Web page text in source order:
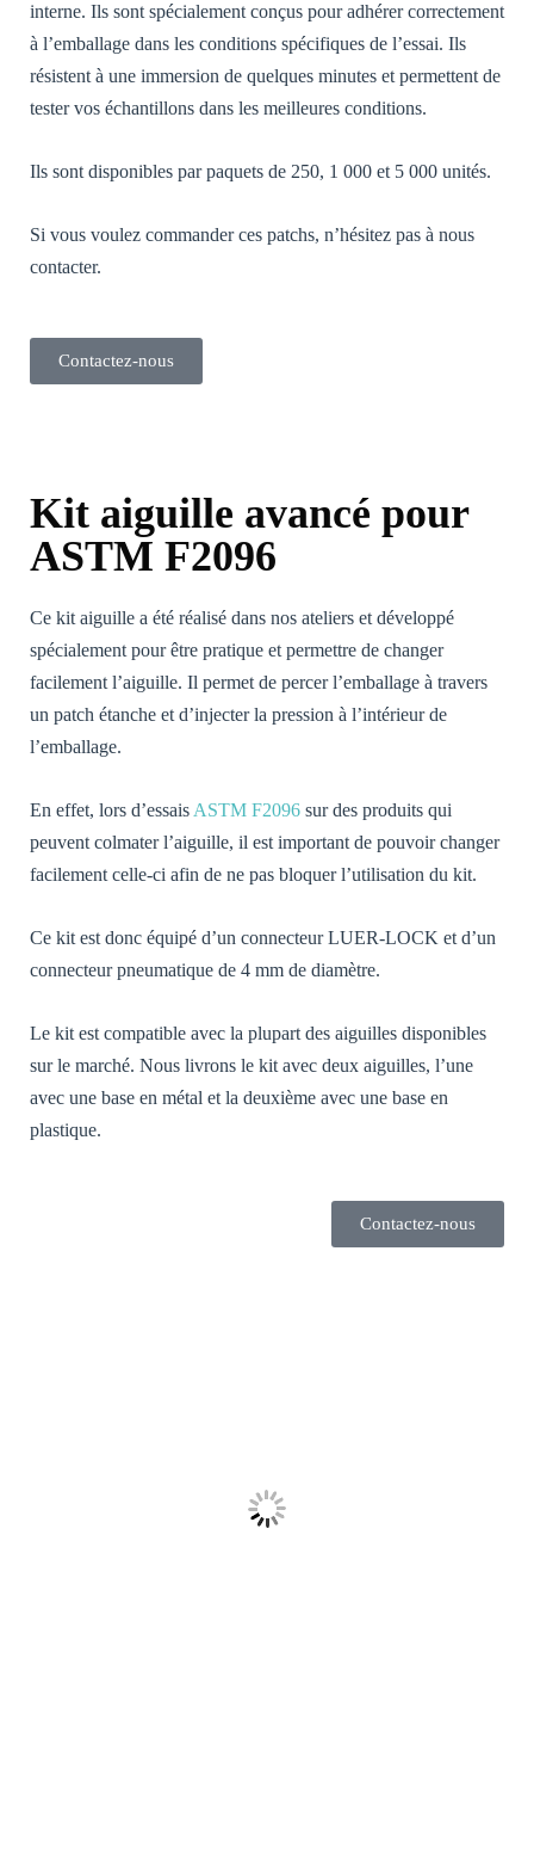
interne. Ils sont spécialement conçus pour adhérer correctement
à l’emballage dans les conditions spécifiques de l’essai. Ils
résistent à une immersion de quelques minutes et permettent de
tester vos échantillons dans les meilleures conditions.
Ils sont disponibles par paquets de 250, 1 000 et 5 000 unités.
Si vous voulez commander ces patchs, n’hésitez pas à nous
contacter.
Contactez-nous
Kit aiguille avancé pour
ASTM F2096
Ce kit aiguille a été réalisé dans nos ateliers et développé
spécialement pour être pratique et permettre de changer
facilement l’aiguille. Il permet de percer l’emballage à travers
un patch étanche et d’injecter la pression à l’intérieur de
l’emballage.
En effet, lors d’essais ASTM F2096 sur des produits qui
peuvent colmater l’aiguille, il est important de pouvoir changer
facilement celle-ci afin de ne pas bloquer l’utilisation du kit.
Ce kit est donc équipé d’un connecteur LUER-LOCK et d’un
connecteur pneumatique de 4 mm de diamètre.
Le kit est compatible avec la plupart des aiguilles disponibles
sur le marché. Nous livrons le kit avec deux aiguilles, l’une
avec une base en métal et la deuxième avec une base en
plastique.
Contactez-nous
visited and
Expérience /
que notre site
aussi bien que
possible lors
certaines
fonctionnalités
works as well
as possible
during your
visit. If you
certain
functions will
available on
the website.
Marketing
[FR] - En
partageant vos
intérêts et
lorsque vous
visitez notre
chances de
contenu et des
offres
[EN] - By